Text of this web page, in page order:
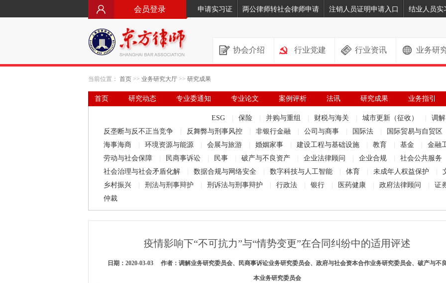
会员登录 申请实习证 两公律师转社会律师申请 注销人员证明申请入口 结业人员实
协会介绍 行业党建 行业资讯 业务研
当前位置： 首页 >> 业务研究大厅 >> 研究成果
首页 研究动态 专业委通知 专业论文 案例评析 法讯 研究成果 业务指引
ESG 保险 并购与重组 财税与海关 城市更新（征收） 调解
反垄断与反不正当竞争
反舞弊与刑事风控 非银行金融 公司与商事 国际法 国际贸易与自贸区
海事海商
环境资源与能源 会展与旅游 婚姻家事 建设工程与基础设施 教育 基金 金融
劳动与社会保障
民商事诉讼 民事 破产与不良资产 企业法律顾问 企业合规 社会公共服务
社会治理与社会矛盾化解
数据合规与网络安全 数字科技与人工智能 体育 未成年人权益保护
乡村振兴
刑法与刑事辩护 刑诉法与刑事辩护 行政法 银行 医药健康 政府法律顾问 证
仲裁
疫情影响下“不可抗力”与“情势变更”在合同纠纷中的适用评述
日期：2020-03-03 作者：调解业务研究委员会、民商事诉讼业务研究委员会、政府与社会资本合作业务研究委员会、破产与不
本业务研究委员会